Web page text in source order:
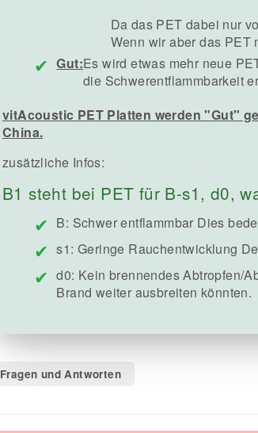
Da das PET dabei nur
Wenn wir aber das PET
Gut:Es wird etwas mehr neue
die Schwerentflammbarkeit
vitAcoustic PET Platten werden "Gut"
China.
zusätzliche Infos:
B1 steht bei PET für B-s1, d0,
B: Schwer entflammbar Dies
s1: Geringe Rauchentwicklung
d0: Kein brennendes Abtropfen/
Brand weiter ausbreiten könnten.
Fragen und Antworten